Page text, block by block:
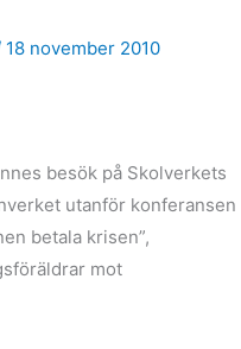
18 november 2010
besök på Skolverkets
utanför konferansen
betala krisen”,
mot